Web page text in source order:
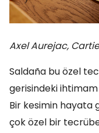
Axel Aurejac,
Saldaña bu özel
gerisindeki
Bir kesimin hayata
çok özel bir